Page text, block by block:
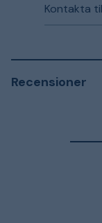
Kontakta
Recensioner